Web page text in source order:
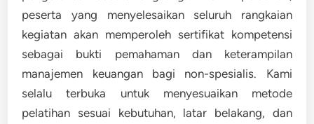
peserta yang menyelesaikan seluruh rangkaian
kegiatan akan memperoleh sertifikat kompetensi
sebagai bukti pemahaman dan keterampilan
manajemen keuangan bagi non-spesialis. Kami
selalu terbuka untuk menyesuaikan metode
pelatihan sesuai kebutuhan, latar belakang, dan